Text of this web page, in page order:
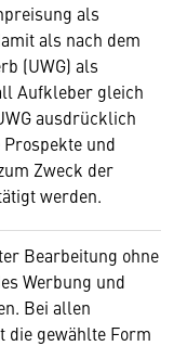
als
als nach dem
(UWG) als
Aufkleber gleich
ausdrücklich
und
Zweck der
werden.
Bearbeitung ohne
Werbung und
Bei allen
die gewählte Form